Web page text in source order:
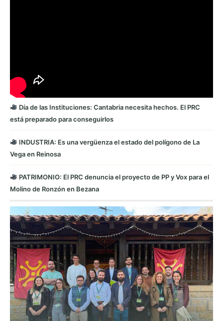
Día de las Instituciones: Cantabria necesita hechos. El PRC
está preparado para conseguirlos
INDUSTRIA: Es una vergüenza el estado del polígono de La
Vega en Reinosa
PATRIMONIO: El PRC denuncia el proyecto de PP y Vox para el
Molino de Ronzón en Bezana